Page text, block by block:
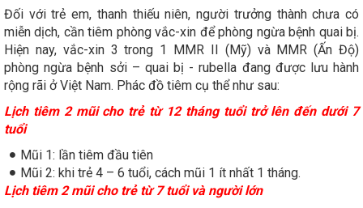
Đối với trẻ em, thanh thiếu niên, người trưởng thành chưa có
miễn dịch, cần tiêm phòng vắc-xin để phòng ngừa bệnh quai bị.
Hiện nay, vắc-xin 3 trong 1 MMR II (Mỹ) và MMR (Ấn Độ)
phòng ngừa bệnh sởi – quai bị - rubella đang được lưu hành
rộng rãi ở Việt Nam. Phác đồ tiêm cụ thể như sau:
Lịch tiêm 2 mũi cho trẻ từ 12 tháng tuổi trở lên đến dưới 7
tuổi
Mũi 1: lần tiêm đầu tiên
Mũi 2: khi trẻ 4 – 6 tuổi, cách mũi 1 ít nhất 1 tháng.
Lịch tiêm 2 mũi cho trẻ từ 7 tuổi và người lớn